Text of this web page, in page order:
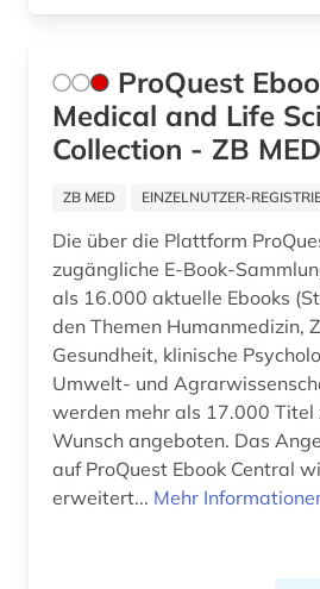
ProQuest
Medical and Life
Collection - ZB MED
ZB MED EINZELNUTZER-
Die über die Plattform
zugängliche E-Book-
als 16.000 aktuelle Ebooks
den Themen Humanmedizin,
Gesundheit, klinische
Umwelt- und
werden mehr als 17.000 Titel
Wunsch angeboten. Das
auf ProQuest Ebook Central
erweitert... Mehr